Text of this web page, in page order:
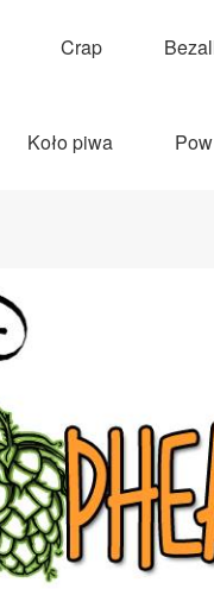
Crap
Koło piwa